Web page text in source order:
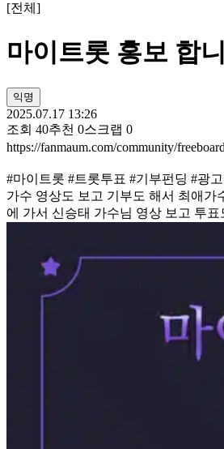
[전체 ]
마이트롯 홍보 합
익명
2025.07.17 13:26
조회 40추천 0스크랩 0
https://fanmaum.com/community/
#마이트롯 #트롯투표 #기부펀딩 #광
가수 영상도 보고 기부도 해서 최애가
에 가서 신승태 가수님 영상 보고 투